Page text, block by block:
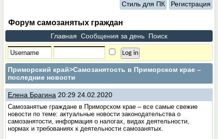
Стиль для ПК Регистрация
Форум самозанятых граждан
Главная Сообщения за день Поиск
Приморский край>Самозанятость в Приморском крае –
последние новости
Елена Брагина 20:29 24.02.2020
Самозанятые граждане в Приморском крае – все самые свежие
новости по теме: актуальные новости законодательства о
самозанятости, информация о налогах, видах деятельности,
нормах и требованиях к деятельности самозанятых.